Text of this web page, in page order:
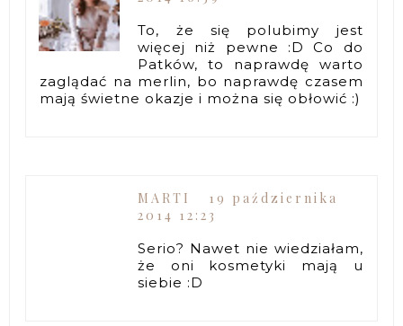
To, że się polubimy jest
więcej niż pewne :D Co do
Patków, to naprawdę warto
zaglądać na merlin, bo naprawdę czasem
mają świetne okazje i można się obłowić :)
MARTI
19 października
2014 12:23
Serio? Nawet nie wiedziałam,
że oni kosmetyki mają u
siebie :D